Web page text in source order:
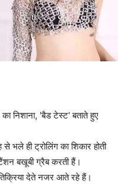
ही ट्रोलिंग का शिकार होती
बखूबी ग्रैब करती हैं।
देते नजर आते रहे हैं।